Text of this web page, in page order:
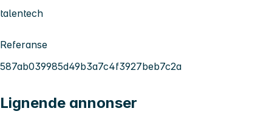
talentech
Referanse
587ab039985d49b3a7c4f3927beb7c2a
Lignende annonser